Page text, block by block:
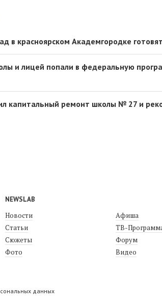
в красноярском Академгородке
и лицей попали в федеральную
капитальный ремонт школы № 27 и
NEWSLAB
Новости
Статьи
Сюжеты
Фото
Афиша
ТВ-
Форум
Видео
данных